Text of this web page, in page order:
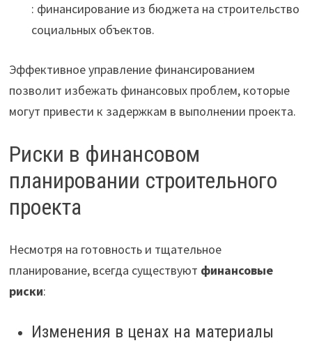
: финансирование из бюджета на строительство
социальных объектов.
Эффективное управление финансированием
позволит избежать финансовых проблем, которые
могут привести к задержкам в выполнении проекта.
Риски в финансовом
планировании строительного
проекта
Несмотря на готовность и тщательное
планирование, всегда существуют финансовые
риски:
Изменения в ценах на материалы